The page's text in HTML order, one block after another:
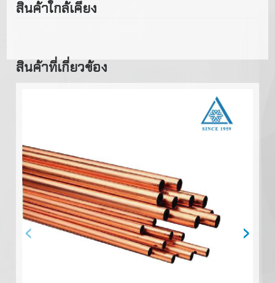
สินค้าใกล้เคียง
สินค้าที่เกี่ยวข้อง
‹ ›